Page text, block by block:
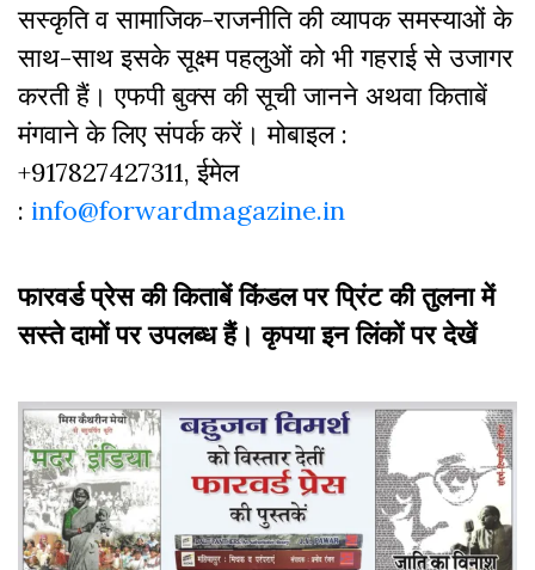
सस्‍क‍ृति व सामाजिक-राजनीति की व्‍यापक समस्‍याओं के
साथ-साथ इसके सूक्ष्म पहलुओं को भी गहराई से उजागर
करती हैं। एफपी बुक्‍स की सूची जानने अथवा किताबें
मंगवाने के लिए संपर्क करें। मोबाइल :
+917827427311, ईमेल
: info@forwardmagazine.in
फारवर्ड प्रेस की किताबें किंडल पर प्रिंट की तुलना में
सस्ते दामों पर उपलब्ध हैं। कृपया इन लिंकों पर देखें